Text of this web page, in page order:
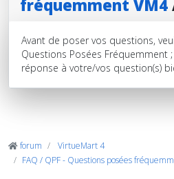
fréquemment VM4
Avant de poser vos questions,
Questions Posées Fréquemment
réponse à votre/vos question(s)
forum
VirtueMart 4
FAQ / QPF - Questions posées